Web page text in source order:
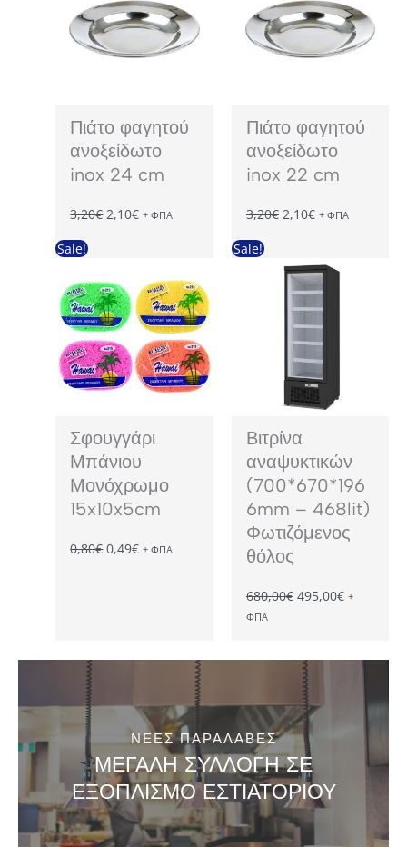
Πιάτο φαγητού
ανοξείδωτο
inox 24 cm
3,20€ Original
2,10€Η
2,10€.
+ ΦΠΑ
Πιάτο φαγητού
ανοξείδωτο
inox 22 cm
3,20€ Original
3,20€.
2,10€Η
είναι:
2,10€.
+ ΦΠΑ
Sale!
Σφουγγάρι
Μπάνιου
Μονόχρωμο
15x10x5cm
0,80€Original
0,49€Η+ ΦΠΑ
Sale!
Βιτρίνα
αναψυκτικών
(700*670*196
6mm – 468lit)
Φωτιζόμενος
θόλος
680,00€ Original
495,00€Η
495,00€.
+
ΦΠΑ
ΝΕΕΣ ΠΑΡΑΛΑΒΕΣ
ΜΕΓΑΛΗ ΣΥΛΛΟΓΗ ΣΕ
ΕΞΟΠΛΙΣΜΟ ΕΣΤΙΑΤΟΡΙΟΥ